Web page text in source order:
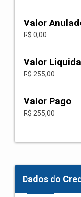
Valor
R$ 0,00
Valor
R$ 255,00
Valor Pago
R$ 255,00
Dados do